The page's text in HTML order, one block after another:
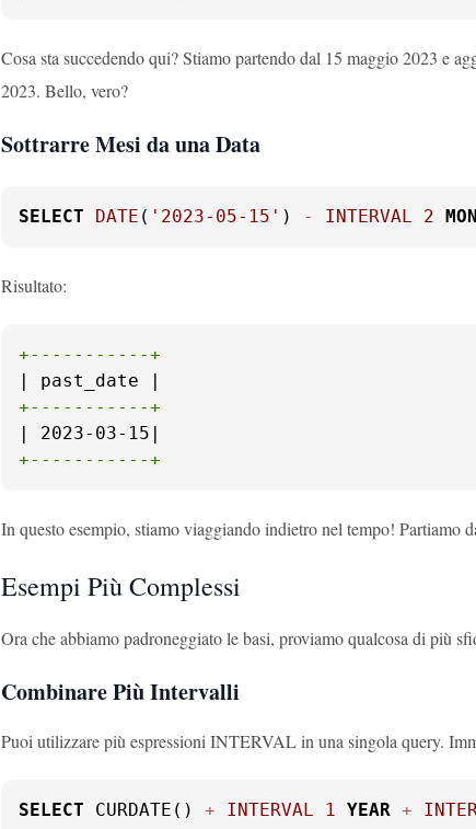
Cosa sta succedendo qui? Stiamo partendo dal 15 maggio 2023 e
2023. Bello, vero?
Sottrarre Mesi da una Data
SELECT DATE ( '2023-05-15' ) - INTERVAL 2
Risultato:
+-----------+
+-----------+
+-----------+
In questo esempio, stiamo viaggiando indietro nel tempo!
Esempi Più Complessi
Ora che abbiamo padroneggiato le basi, proviamo qualcosa di più
Combinare Più Intervalli
Puoi utilizzare più espressioni INTERVAL in una singola query.
SELECT CURDATE() + INTERVAL 1 YEAR +